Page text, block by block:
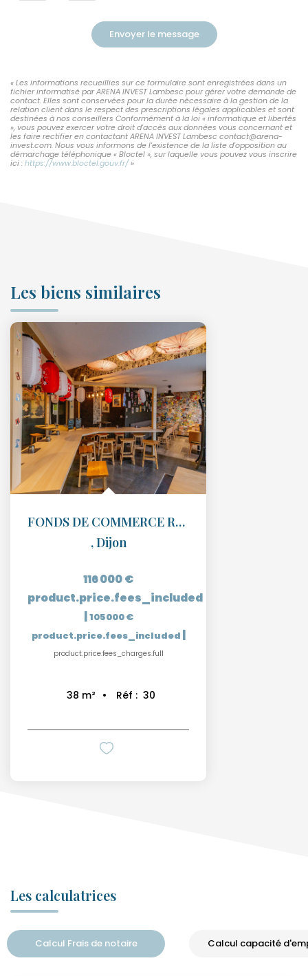
Envoyer le message
« Les informations recueillies sur ce formulaire sont enregistrées dans un
fichier informatisé par ARENA INVEST Lambesc pour gérer votre demande de
contact. Elles sont conservées pour la durée nécessaire à la gestion de la
relation client dans le respect des prescriptions légales applicables et sont
destinées à nos conseillers Conformément à la loi « informatique et libertés
», vous pouvez exercer votre droit d'accès aux données vous concernant et
les faire rectifier en contactant ARENA INVEST Lambesc contact@arena-
invest.com. Nous vous informons de l'existence de la liste d'opposition au
démarchage téléphonique « Bloctel », sur laquelle vous pouvez vous inscrire
ici : https://www.bloctel.gouv.fr/»
Les biens similaires
FONDS DE COMMERCE RESTAURATION EMPLACEMENT DE QUALITÉ
,Dijon
116 000 €
product.price.fees_included
|105 000 €
product.price.fees_included |
product.price.fees_charges.full
38 m² Réf : 30
Les calculatrices
Calcul Frais de notaire Calcul capacité